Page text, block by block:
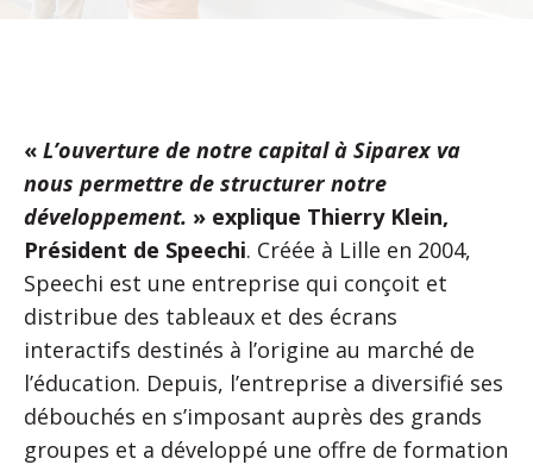
« L’ouverture de notre capital à Siparex va
nous permettre de structurer notre
développement. » explique Thierry Klein,
Président de Speechi. Créée à Lille en 2004,
Speechi est une entreprise qui conçoit et
distribue des tableaux et des écrans
interactifs destinés à l’origine au marché de
l’éducation. Depuis, l’entreprise a diversifié ses
débouchés en s’imposant auprès des grands
groupes et a développé une offre de formation